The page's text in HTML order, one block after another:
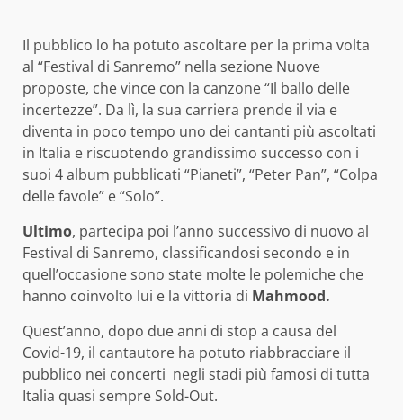
Il pubblico lo ha potuto ascoltare per la prima volta
al “Festival di Sanremo” nella sezione Nuove
proposte, che vince con la canzone “Il ballo delle
incertezze”. Da lì, la sua carriera prende il via e
diventa in poco tempo uno dei cantanti più ascoltati
in Italia e riscuotendo grandissimo successo con i
suoi 4 album pubblicati “Pianeti”, “Peter Pan”, “Colpa
delle favole” e “Solo”.
Ultimo, partecipa poi l’anno successivo di nuovo al
Festival di Sanremo, classificandosi secondo e in
quell’occasione sono state molte le polemiche che
hanno coinvolto lui e la vittoria di Mahmood.
Quest’anno, dopo due anni di stop a causa del
Covid-19, il cantautore ha potuto riabbracciare il
pubblico nei concerti negli stadi più famosi di tutta
Italia quasi sempre Sold-Out.